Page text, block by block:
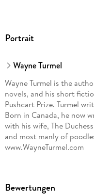
Portrait
Wayne Turmel
Wayne Turmel is the
novels, and his short
Pushcart Prize. Turmel
Born in Canada, he now
with his wife, The
and most manly of
www.WayneTurmel.com
Bewertungen